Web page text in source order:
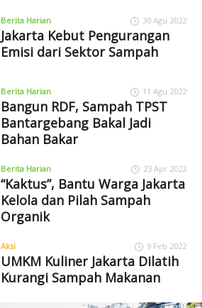
Berita Harian 30 Agu 2022
Jakarta Kebut Pengurangan
Emisi dari Sektor Sampah
Berita Harian 11 Agu 2022
Bangun RDF, Sampah TPST
Bantargebang Bakal Jadi
Bahan Bakar
Berita Harian 23 Apr 2022
“Kaktus”, Bantu Warga Jakarta
Kelola dan Pilah Sampah
Organik
Aksi 9 Feb 2022
UMKM Kuliner Jakarta Dilatih
Kurangi Sampah Makanan